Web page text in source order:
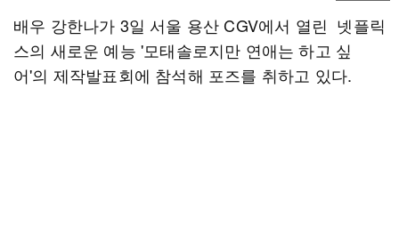
배우 강한나가 3일 서울 용산 CGV에서 열린 넷플릭
스의 새로운 예능 '모태솔로지만 연애는 하고 싶
어'의 제작발표회에 참석해 포즈를 취하고 있다.